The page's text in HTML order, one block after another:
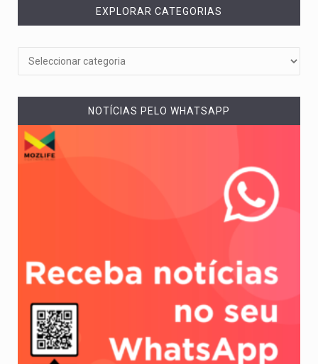
EXPLORAR CATEGORIAS
NOTÍCIAS PELO WHATSAPP